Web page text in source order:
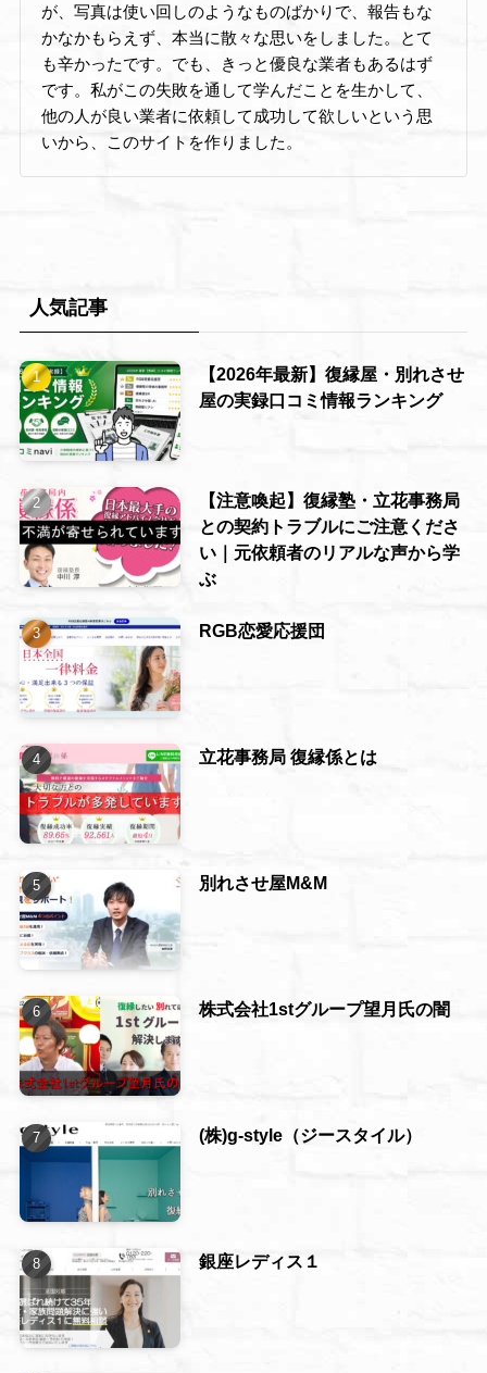
が、写真は使い回しのようなものばかりで、報告もな
かなかもらえず、本当に散々な思いをしました。とて
も辛かったです。でも、きっと優良な業者もあるはず
です。私がこの失敗を通して学んだことを生かして、
他の人が良い業者に依頼して成功して欲しいという思
いから、このサイトを作りました。
人気記事
【2026年最新】復縁屋・別れさせ
屋の実録口コミ情報ランキング
【注意喚起】復縁塾・立花事務局
との契約トラブルにご注意くださ
い｜元依頼者のリアルな声から学
ぶ
RGB恋愛応援団
立花事務局 復縁係とは
別れさせ屋M&M
株式会社1stグループ望月氏の闇
(株)g-style（ジースタイル）
銀座レディス１